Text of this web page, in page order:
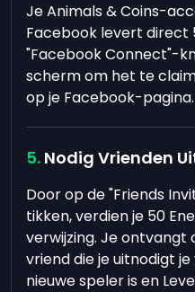
Je Animals & Coins-
Facebook levert direct
"Facebook Connect"-
scherm om het te
op je Facebook-pagina.
Nodig Vrienden
Door op de "Friends
tikken, verdien je 50
verwijzing. Je ontvangt
vriend die je uitnodigt
nieuwe speler is en